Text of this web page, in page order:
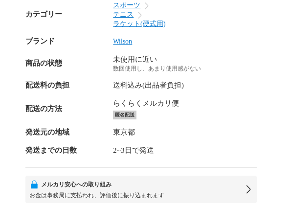
カテゴリー
スポーツ
テニス
ラケット(硬式用)
ブランド Wilson
商品の状態 未使用に近い
数回使用し、あまり使用感がない
配送料の負担 送料込み(出品者負担)
配送の方法
らくらくメルカリ便
匿名配送
発送元の地域 東京都
発送までの日数 2~3日で発送
メルカリ安心への取り組み
お金は事務局に支払われ、評価後に振り込まれます